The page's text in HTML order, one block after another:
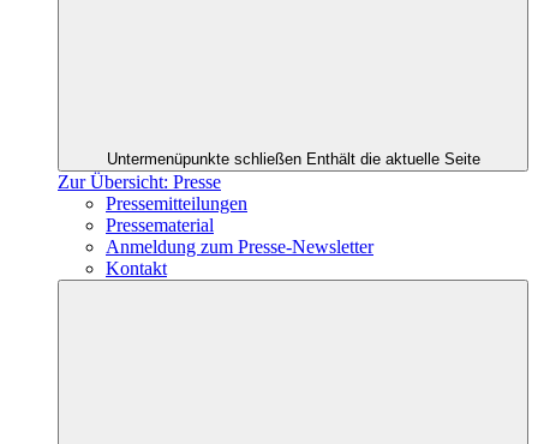
Untermenüpunkte schließen Enthält die aktuelle Seite
Zur Übersicht: Presse
Pressemitteilungen
Pressematerial
Anmeldung zum Presse-Newsletter
Kontakt